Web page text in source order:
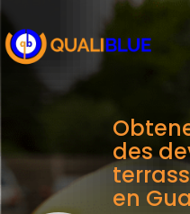
des
en